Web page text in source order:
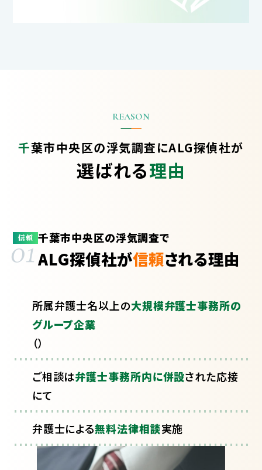
千葉市中央区の浮気調査にALG探偵社が
選ばれる理由
信頼
01千葉市中央区の浮気調査で
ALG探偵社が信頼される理由
所属弁護士名以上の大規模弁護士事務所の
グループ企業
（）
ご相談は弁護士事務所内に併設された応接
にて
弁護士による無料法律相談実施